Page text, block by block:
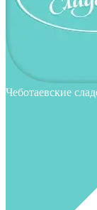
Чеботаевские